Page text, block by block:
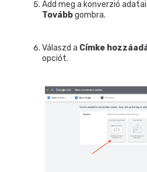
Add meg a konverzió
Továbbgombra.
Válaszd a Címke
opciót.